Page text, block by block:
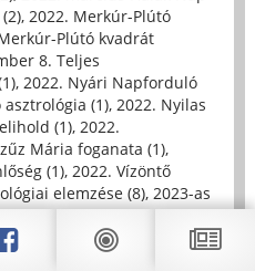
, 2022. Merkúr-Plútó
Plútó kvadrát
8. Teljes
, 2022. Nyári Napforduló
(1), 2022. Nyilas
(1), 2022.
Mária foganata (1),
(1), 2022. Vízöntő
elemzése (8), 2023-as
02. 22. Hamvazószerda (1),
2023. április 24-30. (1),
ima (1)
2023. Húsvét